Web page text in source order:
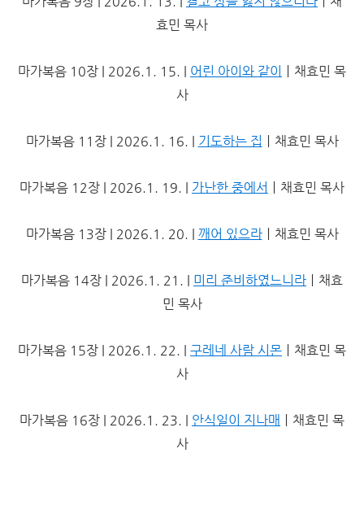
효민 목사
마가복음 10장 | 2026.1. 15. | 어린 아이와 같이
ㅣ채효민 목
사
마가복음 11장 | 2026.1. 16. | 기도하는 집 ㅣ채효민 목사
마가복음 12장 | 2026.1. 19. | 가난한 중에서 ㅣ채효민 목사
마가복음 13장 | 2026.1. 20. | 깨어 있으라ㅣ채효민 목사
마가복음 14장 | 2026.1. 21. | 미리 준비하였느니라 ㅣ채효
민 목사
마가복음 15장 | 2026.1. 22. | 구레네 사람 시몬 ㅣ채효민 목
사
마가복음 16장 | 2026.1. 23. | 안식일이 지나매
ㅣ채효민 목
사